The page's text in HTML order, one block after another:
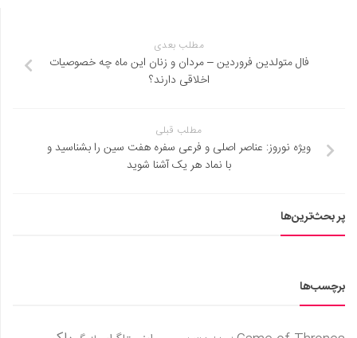
مطلب بعدی
فال متولدین فروردین – مردان و زنان این ماه چه خصوصیات
اخلاقی دارند؟
مطلب قبلی
ویژه نوروز: عناصر اصلی و فرعی سفره هفت سین را بشناسید و
با نماد هر یک آشنا شوید
پر بحث‌ترین‌ها
برچسب‌ها